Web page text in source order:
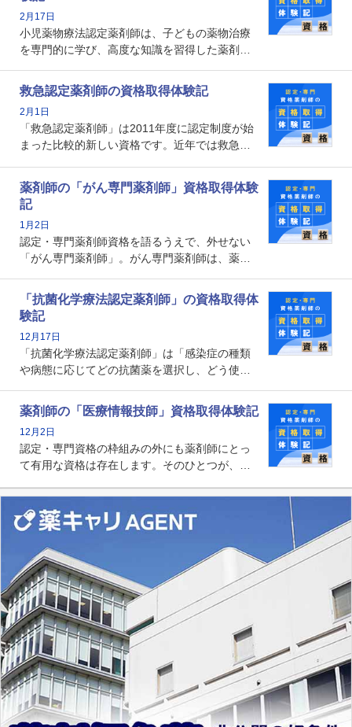
数回ありますが、患者さんに対して一定の能力
の証明になる資格と言えます。
2月17日
小児薬物療法認定薬剤師は、子どもの薬物治療
を専門的に学び、高度な知識を習得した薬剤師
や、特有の疾患、心理状況を理解し、専門性を
深めることで、子どもとその保護者に寄り添え
る存在です。今回はそんな小児薬物療法認定薬
剤師の取得体験記をご紹介します。
救急認定薬剤師の資格取得体験記
2月1日
「救急認定薬剤師」は2011年度に認定制度が始
まった比較的新しい資格です。近年では救急病
とから、救急認定薬剤師を目指す病院薬剤師も
増えているのではないでしょうか。今回はそん
な救急認定薬剤師の取得体験記をご紹介しま
す。
薬剤師の「がん専門薬剤師」資格取得体験
記
1月2日
認定・専門薬剤師資格を語るうえで、外せない
「がん専門薬剤師」。がん専門薬剤師は、薬剤
関する資格として、2009年に発足しました。薬
剤師の専門性を活かして高度化するがん医療に
貢献する姿は、今も病院薬剤師にとって一目置
かれる存在です。
「抗菌化学療法認定薬剤師」の資格取得体
験記
12月17日
「抗菌化学療法認定薬剤師」は「感染症の種類
や病態に応じてどの抗菌薬を選択し、どう使っ
る薬剤師です。現在、感染防止対策加算の施設
基準に専任の薬剤師配置が挙げられており、今
後は感染症領域で薬剤師に、より多くの役割が
求められる可能性もあります。
薬剤師の「医療情報技師」資格取得体験記
12月2日
認定・専門資格の枠組みの外にも薬剤師にとっ
て有用な資格は存在します。そのひとつが、
査データ、投薬歴など非常に多岐にわたる医療
データを利活用し、またシステム管理できるこ
とは、病院薬剤師を中心に大きな武器になりま
す。